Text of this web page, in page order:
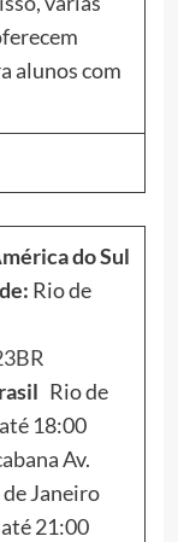
alunos com
do Sul
Rio de
Rio de
18:00
Av.
Janeiro
21:00